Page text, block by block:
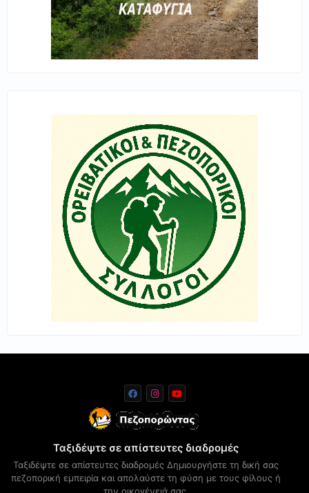
Ταξιδέψτε σε απίστευτες διαδρομές
Ταξιδέψτε σε απίστευτες διαδρομές Δημιουργήστε τη δική σας
πεζοπορική εμπειρία και απολαύστε τη φύση με τους φίλους ή